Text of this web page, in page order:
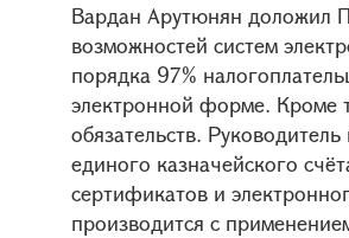
Вардан Арутюнян доложил
возможностей систем
порядка 97%
электронной форме. Кроме
обязательств.
единого казначейского
сертификатов и
производится с